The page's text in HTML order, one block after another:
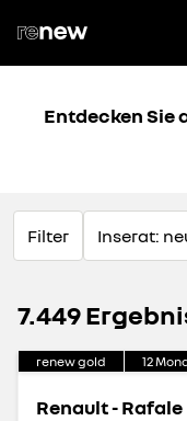
Entdecken Sie
Filter
7.449
renew gold 12
Renault - Rafale